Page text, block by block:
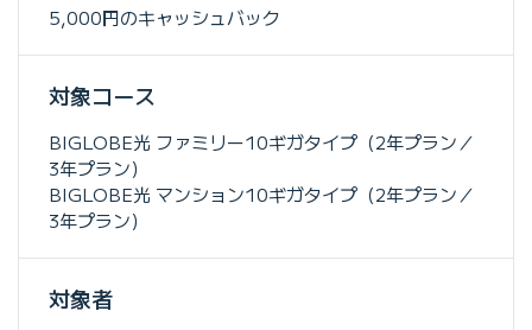
5,000円のキャッシュバック
対象コース
BIGLOBE光 ファミリー10ギガタイプ（2年プラン／
3年プラン）
BIGLOBE光 マンション10ギガタイプ（2年プラン／
3年プラン）
対象者